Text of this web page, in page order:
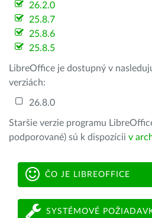
26.2.0
25.8.7
25.8.6
25.8.5
LibreOffice je dostupný v
verziách:
26.8.0
Staršie verzie programu
podporované) sú k dispozícii v
ČO JE LIBREOFFICE
SYSTÉMOVÉ